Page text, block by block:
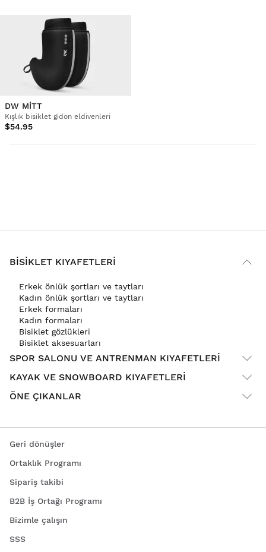
DW MITT
Kışlık bisiklet gidon eldivenleri
$54.95
BISIKLET KIYAFETLERI
Erkek önlük şortları ve taytları
Kadın önlük şortları ve taytları
Erkek formaları
Kadın formaları
Bisiklet gözlükleri
Bisiklet aksesuarları
SPOR SALONU VE ANTRENMAN KIYAFETLERI
KAYAK VE SNOWBOARD KIYAFETLERI
ÖNE ÇIKANLAR
Geri dönüşler
Ortaklık Programı
Sipariş takibi
B2B İş Ortağı Programı
Bizimle çalışın
SSS